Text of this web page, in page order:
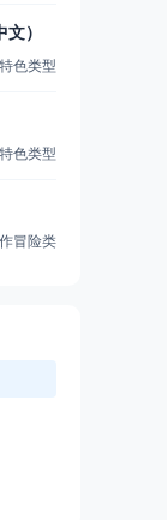
）
色类型
色类型
冒险类